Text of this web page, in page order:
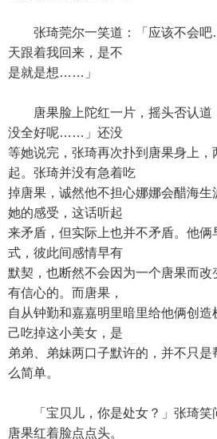
张琦莞尔一笑道：「应该不会吧
天跟着我回来，是不
是就是想……」
唐果脸上陀红一片，摇头否认道
没全好呢……」还没
等她说完，张琦再次扑到唐果身上，
起。张琦并没有急着吃
掉唐果，诚然他不担心娜娜会醋海生
她的感受，这话听起
来矛盾，但实际上也并不矛盾。他俩
式，彼此间感情早有
默契，也断然不会因为一个唐果而改
有信心的。而唐果，
自从钟勤和嘉嘉明里暗里给他俩创造
己吃掉这小美女，是
弟弟、弟妹两口子默许的，并不只
么简单。
「宝贝儿，你是处女？」张琦笑
唐果红着脸点点头。